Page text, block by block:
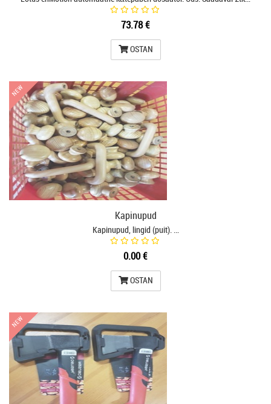
73.78 €
OSTAN
NEW
NEW
Kapinupud
Kapinupud, lingid (puit). …
0.00 €
OSTAN
NEW
NEW